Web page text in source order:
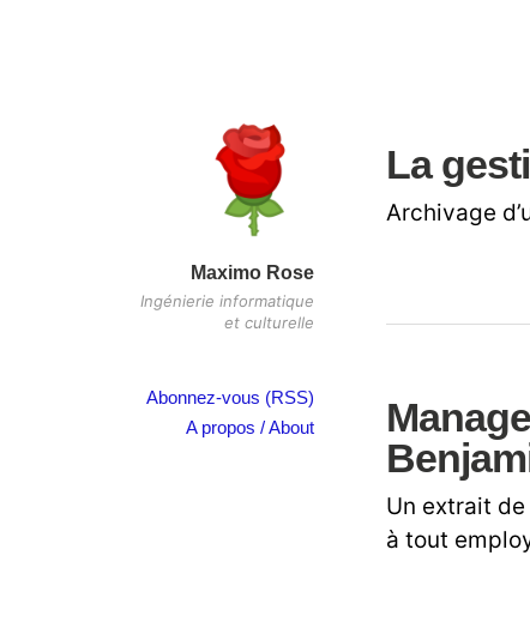
Maximo Rose
Ingénierie informatique
et culturelle
Abonnez-vous (RSS)
A propos / About
La
Archivage
Un extrait
à tout